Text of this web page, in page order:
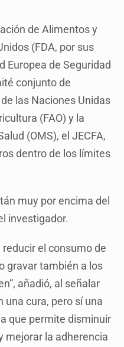
de Alimentos y
(FDA, por sus
Europea de Seguridad
conjunto de
las Naciones Unidas
(FAO) y la
(OMS), el JECFA,
dentro de los límites
muy por encima del
investigador.
reducir el consumo de
gravar también a los
añadió, al señalar
una cura, pero sí una
que permite disminuir
mejorar la adherencia